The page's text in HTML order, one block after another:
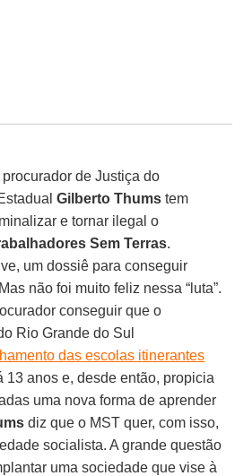
de Justiça do
Gilberto Thums tem
e tornar ilegal o
Sem Terras.
um dossiê para conseguir
não foi muito feliz nessa “luta”.
conseguir que o
Rio Grande do Sul
das escolas itinerantes
13 anos e, desde então, propicia
uma nova forma de aprender
diz que o MST quer, com isso,
socialista. A grande questão
uma sociedade que vise à